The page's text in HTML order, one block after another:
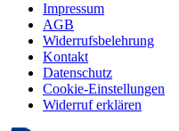
Impressum
AGB
Widerrufsbelehrung
Kontakt
Datenschutz
Cookie-Einstellungen
Widerruf erklären